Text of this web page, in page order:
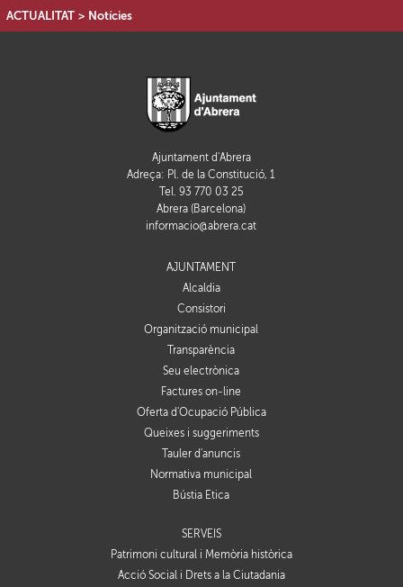
ACTUALITAT > Notícies
Ajuntament d'Abrera
Adreça: Pl. de la Constitució, 1
Tel. 93 770 03 25
Abrera (Barcelona)
informacio@abrera.cat
AJUNTAMENT
Alcaldia
Consistori
Organització municipal
Transparència
Seu electrònica
Factures on-line
Oferta d'Ocupació Pública
Queixes i suggeriments
Tauler d'anuncis
Normativa municipal
Bústia Ètica
SERVEIS
Patrimoni cultural i Memòria històrica
Acció Social i Drets a la Ciutadania